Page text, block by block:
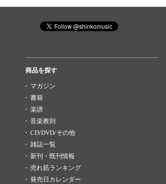
商品を探す
マガジン
書籍
楽譜
音楽教則
CD/DVD/その他
雑誌一覧
新刊・既刊情報
売れ筋ランキング
発売日カレンダー